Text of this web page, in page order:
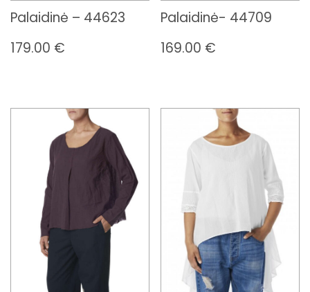
Palaidinė – 44623
179.00 €
Palaidinė- 44709
169.00 €